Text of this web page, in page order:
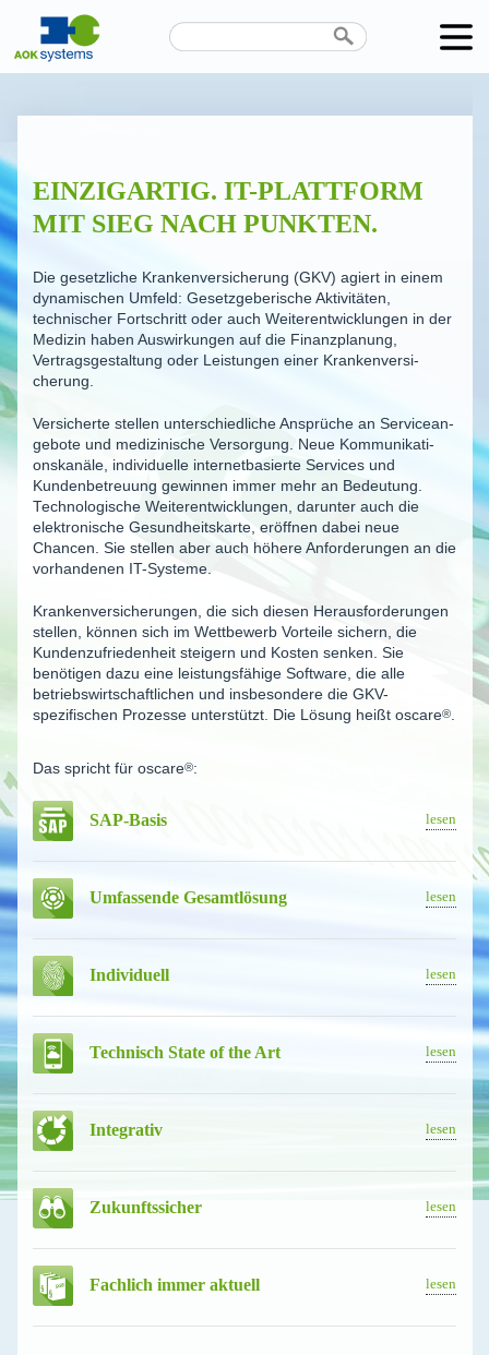
EINZIGARTIG. IT-PLATTFORM
MIT SIEG NACH PUNKTEN.
Die gesetzliche Kranken­ver­si­cherung (GKV) agiert in einem
dynamischen Umfeld: Gesetz­ge­be­rische Aktivitäten,
technischer Fortschritt oder auch Weiter­ent­wick­lungen in der
Medizin haben Auswir­kungen auf die Finanz­planung,
Vertrags­ge­staltung oder Leistungen einer Kranken­ver­si­
cherung.
Versicherte stellen unterschiedliche Ansprüche an Service­an­
gebote und medizi­nische Versorgung. Neue Kommuni­ka­ti­
ons­kanäle, indivi­duelle internet­ba­sierte Services und
Kunden­be­treuung gewinnen immer mehr an Bedeutung.
Techno­lo­gische Weiter­ent­wick­lungen, darunter auch die
elektro­nische Gesund­heitskarte, eröffnen dabei neue
Chancen. Sie stellen aber auch höhere Anforde­rungen an die
vorhandenen IT-Systeme.
Kranken­ver­si­che­rungen, die sich diesen Heraus­for­de­rungen
stellen, können sich im Wettbewerb Vorteile sichern, die
Kunden­zu­frie­denheit steigern und Kosten senken. Sie
benötigen dazu eine leistungs­fähige Software, die alle
betriebs­wirt­schaft­lichen und insbesondere die GKV-
spezifischen Prozesse unterstützt. Die Lösung heißt oscare®.
Das spricht für oscare®:
lesen
SAP-Basis
lesen
Umfassende Gesamt­lösung
lesen
Individuell
lesen
Technisch State of the Art
lesen
Integrativ
lesen
Zukunfts­sicher
lesen
Fachlich immer aktuell
Karriere
Termine
Kontakt
Datenschutz